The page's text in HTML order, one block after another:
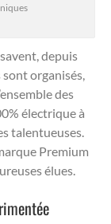
depuis
organisés,
des
électrique à
talentueuses.
Premium
élues.